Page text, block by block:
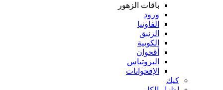
باقات الزهور
ورود
الفاونيا
الزنبق
الكوبية
أقحوان
البروتياس
الإقحوانات
كيك